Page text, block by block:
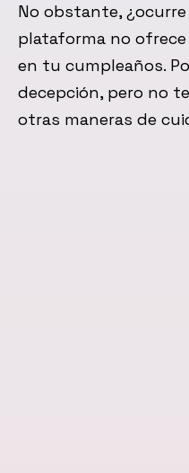
No obstante,
plataforma no
en tu cumpleaños.
decepción, pero no
otras maneras de